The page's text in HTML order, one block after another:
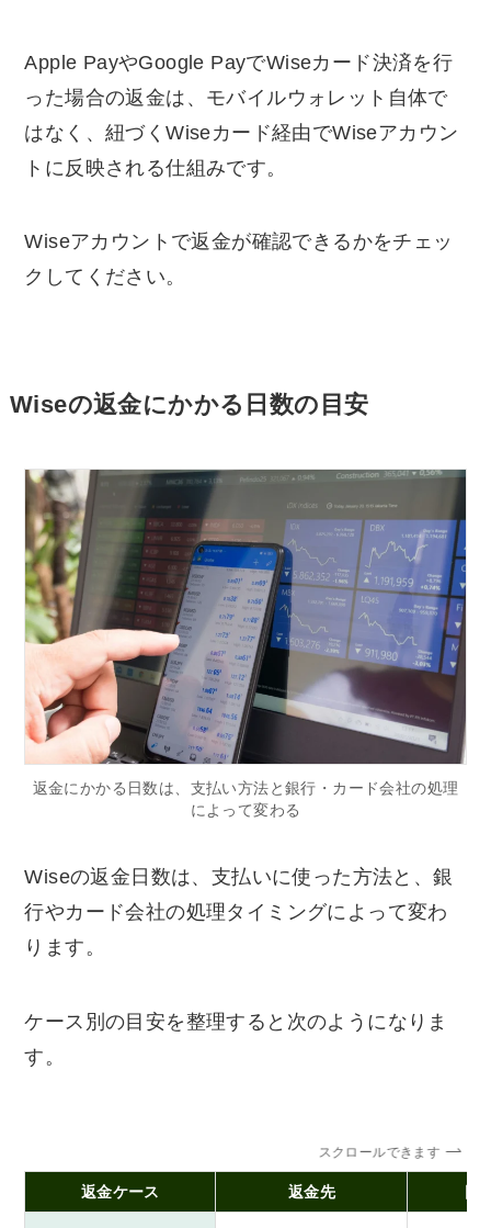
Apple PayやGoogle PayでWiseカード決済を行
った場合の返金は、モバイルウォレット自体で
はなく、紐づくWiseカード経由でWiseアカウン
トに反映される仕組みです。
Wiseアカウントで返金が確認できるかをチェッ
クしてください。
Wiseの返金にかかる日数の目安
返金にかかる日数は、支払い方法と銀行・カード会社の処理
によって変わる
Wiseの返金日数は、支払いに使った方法と、銀
行やカード会社の処理タイミングによって変わ
ります。
ケース別の目安を整理すると次のようになりま
す。
スクロールできます
返金ケース 返金先